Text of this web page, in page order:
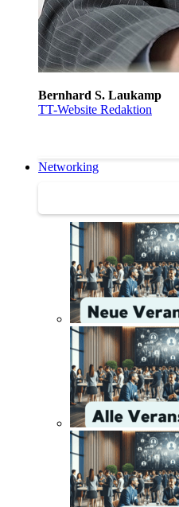
Bernhard S. Laukamp
TT-Website Redaktion
Networking